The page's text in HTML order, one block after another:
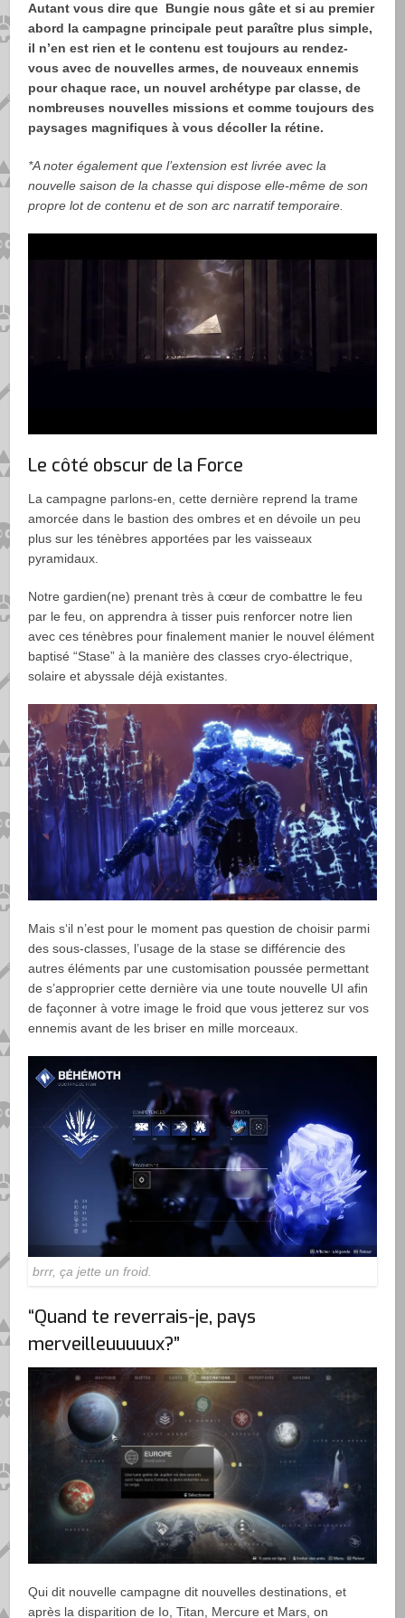
Autant vous dire que Bungie nous gâte et si au premier
abord la campagne principale peut paraître plus simple,
il n’en est rien et le contenu est toujours au rendez-
vous avec de nouvelles armes, de nouveaux ennemis
pour chaque race, un nouvel archétype par classe, de
nombreuses nouvelles missions et comme toujours des
paysages magnifiques à vous décoller la rétine.
*A noter également que l’extension est livrée avec la
nouvelle saison de la chasse qui dispose elle-même de son
propre lot de contenu et de son arc narratif temporaire.
Le côté obscur de la Force
La campagne parlons-en, cette dernière reprend la trame
amorcée dans le bastion des ombres et en dévoile un peu
plus sur les ténèbres apportées par les vaisseaux
pyramidaux.
Notre gardien(ne) prenant très à cœur de combattre le feu
par le feu, on apprendra à tisser puis renforcer notre lien
avec ces ténèbres pour finalement manier le nouvel élément
baptisé “Stase” à la manière des classes cryo-électrique,
solaire et abyssale déjà existantes.
Mais s‘il n’est pour le moment pas question de choisir parmi
des sous-classes, l’usage de la stase se différencie des
autres éléments par une customisation poussée permettant
de s’approprier cette dernière via une toute nouvelle UI afin
de façonner à votre image le froid que vous jetterez sur vos
ennemis avant de les briser en mille morceaux.
brrr, ça jette un froid.
“Quand te reverrais-je, pays
merveilleuuuuux?”
Qui dit nouvelle campagne dit nouvelles destinations, et
après la disparition de Io, Titan, Mercure et Mars, on